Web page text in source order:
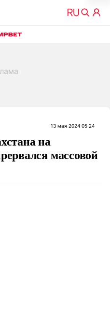
13 мая 2024 05:24
на
массовой